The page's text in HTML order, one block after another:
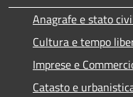
Anagrafe e stato
Cultura e tempo
Imprese e
Catasto e